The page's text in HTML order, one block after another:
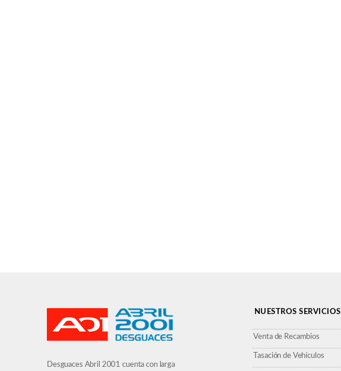
Desguaces Abril 2001 cuenta con larga
NUESTROS SERVICIOS
Venta de Recambios
Tasación de Vehículos